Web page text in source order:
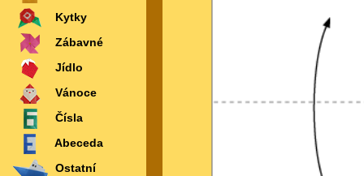
Kytky
Zábavné
Jídlo
Vánoce
Čísla
Abeceda
Ostatní